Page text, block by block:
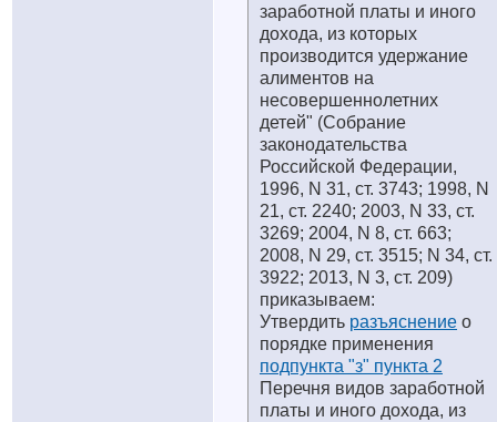
заработной платы и иного
дохода, из которых
производится удержание
алиментов на
несовершеннолетних
детей" (Собрание
законодательства
Российской Федерации,
1996, N 31, ст. 3743; 1998, N
21, ст. 2240; 2003, N 33, ст.
3269; 2004, N 8, ст. 663;
2008, N 29, ст. 3515; N 34, ст.
3922; 2013, N 3, ст. 209)
приказываем:
Утвердить разъяснение о
порядке применения
подпункта "з" пункта 2
Перечня видов заработной
платы и иного дохода, из